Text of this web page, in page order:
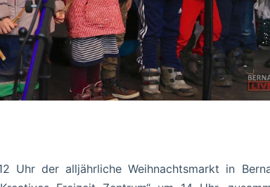
Uhr der alljährliche Weihnachtsmarkt in